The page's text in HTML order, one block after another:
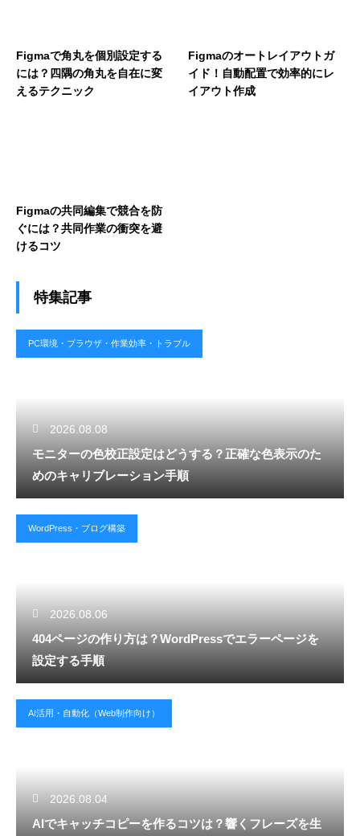
Figmaで角丸を個別設定する
には？四隅の角丸を自在に変
えるテクニック
Figmaのオートレイアウトガ
イド！自動配置で効率的にレ
イアウト作成
Figmaの共同編集で競合を防
ぐには？共同作業の衝突を避
けるコツ
特集記事
PC環境・ブラウザ・作業効率・トラブル
2026.08.08
モニターの色校正設定はどうする？正確な色表示のた
めのキャリブレーション手順
WordPress・ブログ構築
2026.08.06
404ページの作り方は？WordPressでエラーページを
設定する手順
AI活用・自動化（Web制作向け）
2026.08.04
AIでキャッチコピーを作るコツは？響くフレーズを生